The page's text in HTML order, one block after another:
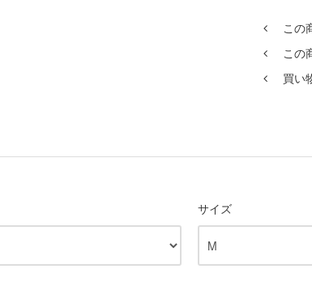
この
この
買い
サイズ